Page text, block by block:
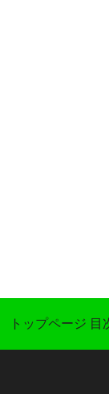
トップページ 目